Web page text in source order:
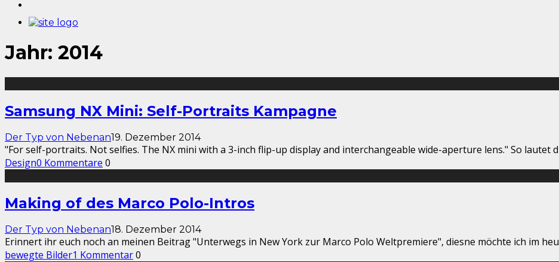
Jahr: 2014
Samsung NX Mini: Self-Portraits Kampagne
Der Typ von Nebenan19. Dezember 2014
"For self-portraits. Not selfies. The NX mini with a 3-inch flip-up display and interchangeable wide-aperture lens." So lautet
Design0 Kommentare 0
Making of des Marco Polo-Intros
Der Typ von Nebenan18. Dezember 2014
Erinnert ihr euch noch an meinen Beitrag "Unterwegs in New York zur Marco Polo Weltpremiere", diesne möchte ich im
bewegte Bilder1 Kommentar0